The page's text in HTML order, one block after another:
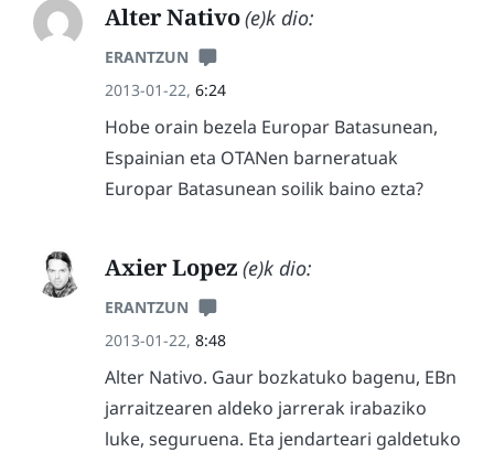
Alter Nativo(e)k dio:
ERANTZUN
2013-01-22, 6:24
Hobe orain bezela Europar Batasunean,
Espainian eta OTANen barneratuak
Europar Batasunean soilik baino ezta?
Axier Lopez (e)k dio:
ERANTZUN
2013-01-22, 8:48
Alter Nativo. Gaur bozkatuko bagenu, EBn
jarraitzearen aldeko jarrerak irabaziko
luke, seguruena. Eta jendarteari galdetuko